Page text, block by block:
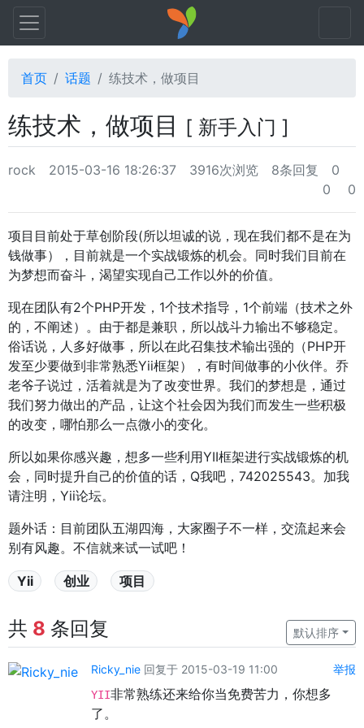
首页 话题 练技术，做项目
练技术，做项目 [ 新手入门 ]
rock 2015-03-16 18:26:37 3916次浏览 8条回复
0
0
0
项目目前处于草创阶段(所以坦诚的说，现在我们都不是在为
钱做事），目前就是一个实战锻炼的机会。同时我们目前在
为梦想而奋斗，渴望实现自己工作以外的价值。
现在团队有2个PHP开发，1个技术指导，1个前端（技术之外
的，不阐述）。由于都是兼职，所以战斗力输出不够稳定。
俗话说，人多好做事，所以在此召集技术输出强的（PHP开
发至少要做到非常熟悉Yii框架），有时间做事的小伙伴。乔
老爷子说过，活着就是为了改变世界。我们的梦想是，通过
我们努力做出的产品，让这个社会因为我们而发生一些积极
的改变，哪怕那么一点微小的变化。
所以如果你感兴趣，想多一些利用YII框架进行实战锻炼的机
会，同时提升自己的价值的话，Q我吧，742025543。加我
请注明，Yii论坛。
题外话：目前团队五湖四海，大家圈子不一样，交流起来会
别有风趣。不信就来试一试吧！
Yii 创业 项目
共 8 条回复 默认排序
Ricky_nie 回复于 2015-03-19 11:00 举报
YII非常熟练还来给你当免费苦力，你想多
了。